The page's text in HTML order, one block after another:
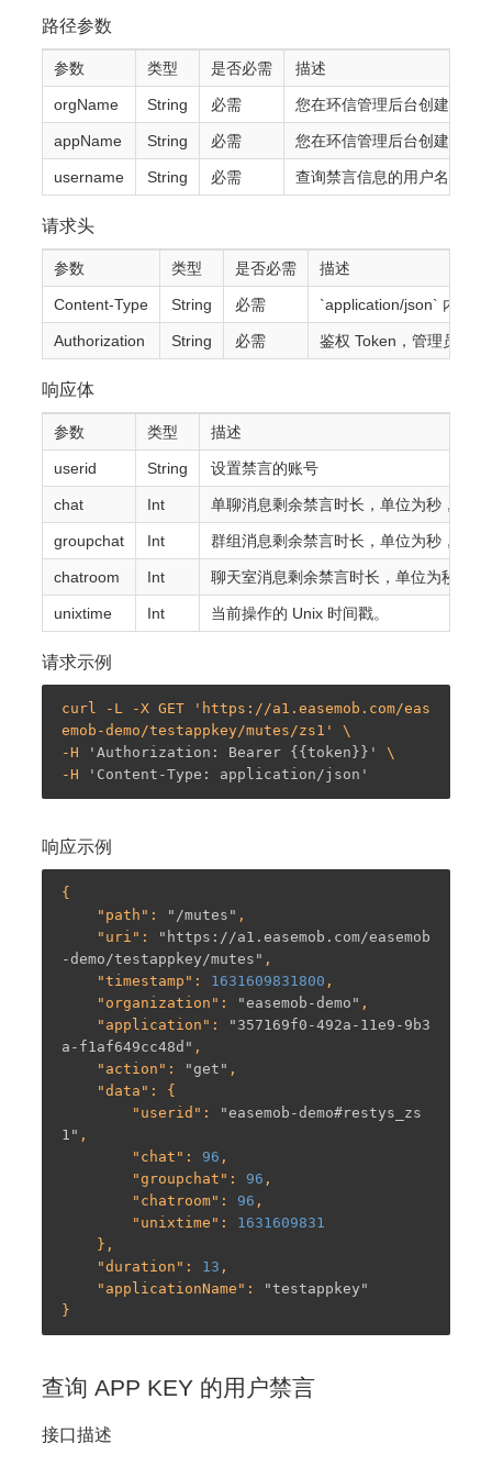
路径参数
参数 类型 是否必需 描述
orgName String 必需 您在环信管理后台创建的的
appName String 必需 您在环信管理后台创建的
username String 必需 查询禁言信息的用户名。
请求头
参数 类型 是否必需 描述
Content-Type String 必需 `application/json` 内容类
Authorization String 必需 鉴权 Token，管理员
响应体
参数 类型 描述
userid String 设置禁言的账号
chat Int 单聊消息剩余禁言时长，单位为秒，非
groupchat Int 群组消息剩余禁言时长，单位为秒，规则
chatroom Int 聊天室消息剩余禁言时长，单位为秒，规
unixtime Int 当前操作的 Unix 时间戳。
请求示例
curl -L -X GET 'https://a1.easemob.com/eas
emob-demo/testappkey/mutes/zs1' \
-H 'Authorization: Bearer {{token}}'
-H 'Content-Type: application/json'
响应示例
{
    "
path ": "/mutes" ,
    "
uri ":
"https://a1.easemob.com/easemob
-demo/testappkey/mutes" ,
    "
timestamp ": 1631609831800 ,
    "
organization ": "easemob-demo" ,
    "
application ":
"357169f0-492a-11e9-9b3
a-f1af649cc48d" ,
    "
action ": "get" ,
    "
data ": {
        "
userid ":
"easemob-demo#restys_zs
1" ,
        "
chat ": 96 ,
        "
groupchat ": 96 ,
        "
chatroom": 96 ,
        "
unixtime ": 1631609831
    "
duration ": 13 ,
    "
applicationName ":
"testappkey"
查询 APP KEY 的用户禁言
接口描述